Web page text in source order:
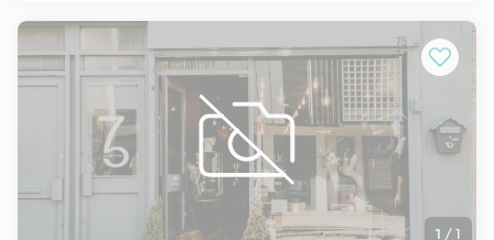
Equipements stock : local climatisé, une entrée à l'arrière
plus une vitrine donnant sur rue, fibre optique
Situation/Transports :
Bus Maryse Bastié (Ligne C15, Ligne PL2), Varichon (Ligne
Autoroute A 43 (Entrée Avenue Paul Santy Parilly), A 43
(Sortie Rue Professeur Marcel Dargent Marseille, St-
Étienne), A 7 (Entrée Boulevard Laurent Bonnevay Lyon
États-Unis), A 7 (Sortie Paris, Saint-Étienne, Marseille)
Tram Mermoz - Californie (Ligne T6)
1 / 1